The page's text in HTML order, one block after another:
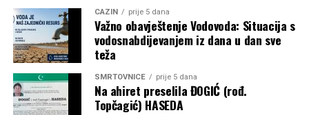
CAZIN prije 5 dana
Važno obavještenje Vodovoda: Situacija s
vodosnabdijevanjem iz dana u dan sve
teža
SMRTOVNICE prije 5 dana
Na ahiret preselila ĐOGIĆ (rođ.
Topčagić) HASEDA